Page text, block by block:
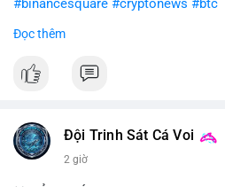
#binancesquare #cryptonews #btc
$btc
#vlikevn #titanbot
Đọc thêm
Đội Trinh Sát Cá Voi
2 giờ